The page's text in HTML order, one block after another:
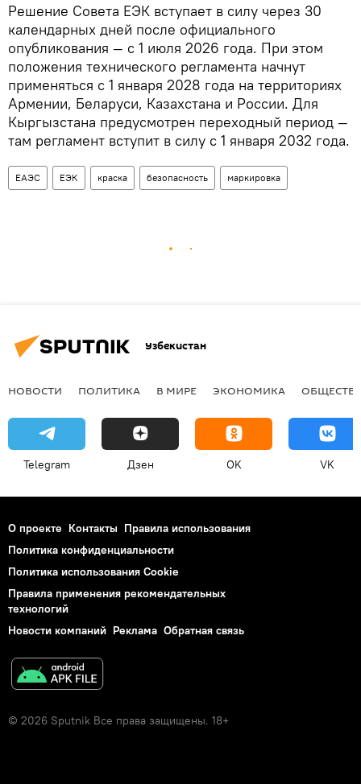
Решение Совета ЕЭК вступает в силу через 30
календарных дней после официального
опубликования — с 1 июля 2026 года. При этом
положения технического регламента начнут
применяться с 1 января 2028 года на территориях
Армении, Беларуси, Казахстана и России. Для
Кыргызстана предусмотрен переходный период —
там регламент вступит в силу с 1 января 2032 года.
ЕАЭС ЕЭК краска безопасность маркировка
Узбекистан
НОВОСТИ ПОЛИТИКА В МИРЕ ЭКОНОМИКА
Telegram Дзен OK VK
О проекте Контакты Правила использования
Политика конфиденциальности
Политика использования Cookie
Правила применения рекомендательных
технологий
Новости компаний Реклама Обратная связь
© 2026 Sputnik Все права защищены. 18+